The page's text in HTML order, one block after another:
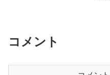
コメント